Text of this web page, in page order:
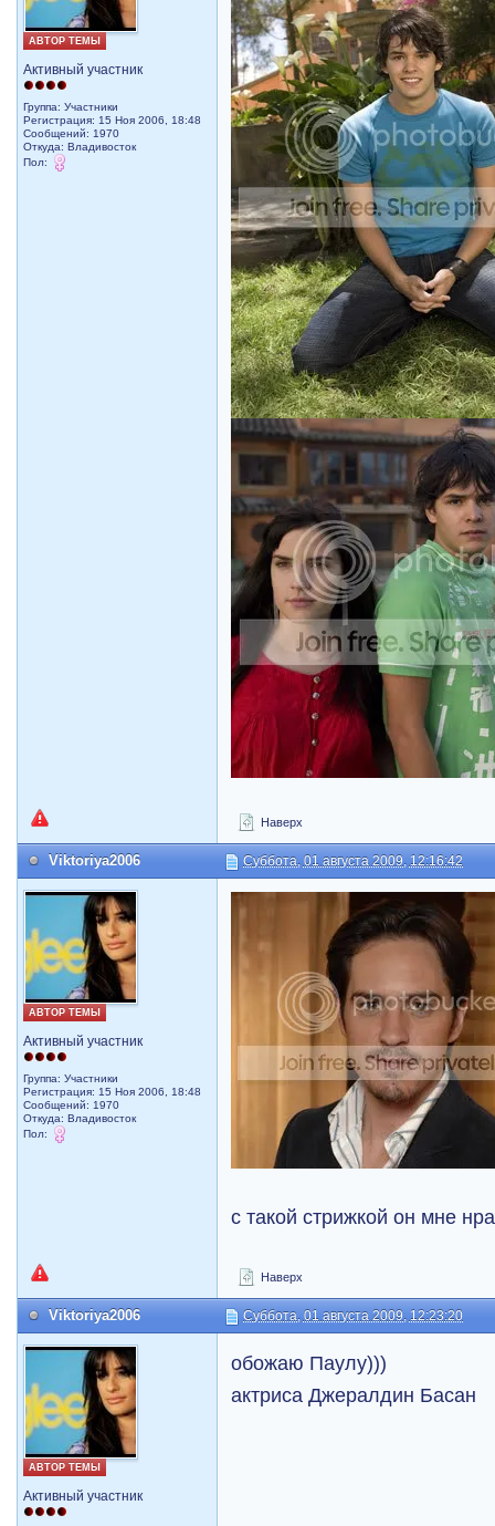
АВТОР ТЕМЫ
Активный участник
Группа: Участники
Регистрация: 15 Ноя 2006, 18:48
Сообщений: 1970
Откуда: Владивосток
Пол:
Наверх
Viktoriya2006 Суббота, 01 августа 2009, 12:16:42
АВТОР ТЕМЫ
Активный участник
Группа: Участники
Регистрация: 15 Ноя 2006, 18:48
Сообщений: 1970
Откуда: Владивосток
Пол:
с такой стрижкой он мне
Наверх
Viktoriya2006 Суббота, 01 августа 2009, 12:23:20
АВТОР ТЕМЫ
Активный участник
обожаю Паулу)))
актриса Джералдин Басан